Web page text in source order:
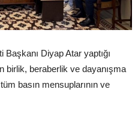
Diyap Atar yaptığı
birlik, beraberlik ve dayanışma
basın mensuplarının ve